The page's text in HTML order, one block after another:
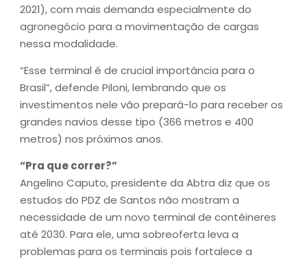
2021), com mais demanda especialmente do
agronegócio para a movimentação de cargas
nessa modalidade.
“Esse terminal é de crucial importância para o
Brasil”, defende Piloni, lembrando que os
investimentos nele vão prepará-lo para receber os
grandes navios desse tipo (366 metros e 400
metros) nos próximos anos.
“Pra que correr?”
Angelino Caputo, presidente da Abtra diz que os
estudos do PDZ de Santos não mostram a
necessidade de um novo terminal de contêineres
até 2030. Para ele, uma sobreoferta leva a
problemas para os terminais pois fortalece a